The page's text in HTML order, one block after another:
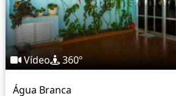
Vídeo 360º
Água Branca